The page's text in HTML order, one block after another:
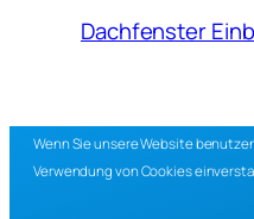
Dachfenster
Wenn Sie unsere Website
Verwendung von Cookies